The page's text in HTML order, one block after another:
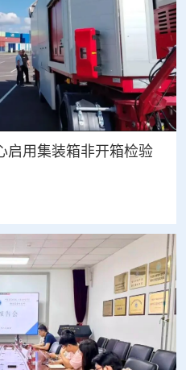
启用集装箱非开箱检验